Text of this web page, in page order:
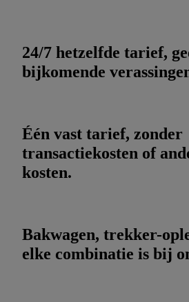
24/7 hetzelfde tarief,
bijkomende
Één vast tarief, zonder
transactiekosten of
kosten.
Bakwagen, trekker-
elke combinatie is bij